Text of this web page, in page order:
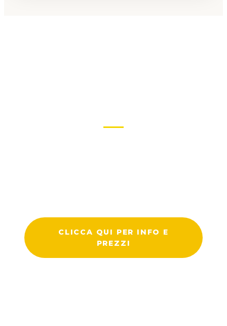
CLICCA QUI PER INFO E
PREZZI